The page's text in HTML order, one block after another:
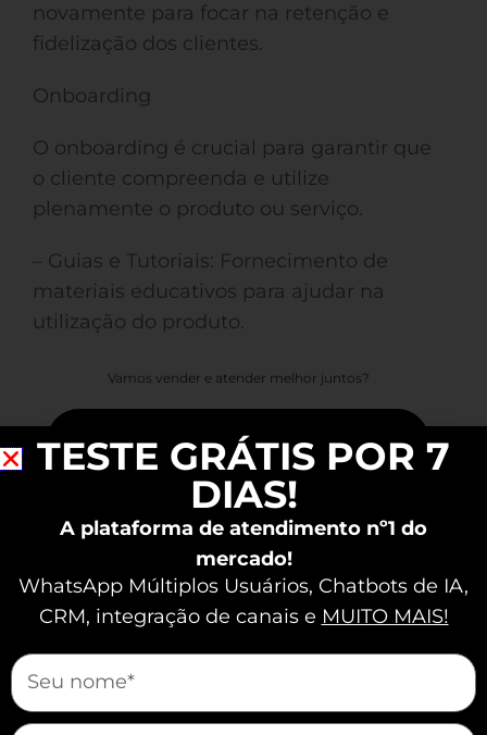
novamente para focar na retenção e
fidelização dos clientes.
Onboarding
O onboarding é crucial para garantir que
o cliente compreenda e utilize
plenamente o produto ou serviço.
– Guias e Tutoriais: Fornecimento de
materiais educativos para ajudar na
utilização do produto.
Vamos vender e atender melhor juntos?
TESTE GRÁTIS POR 7
DIAS!
A plataforma de atendimento nº1 do
mercado!
WhatsApp Múltiplos Usuários, Chatbots de IA,
CRM, integração de canais e MUITO MAIS!
mauticform[nome]